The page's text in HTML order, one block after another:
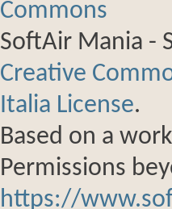
SoftAir Mania -
Creative
Italia License.
Based on a
Permissions
https://